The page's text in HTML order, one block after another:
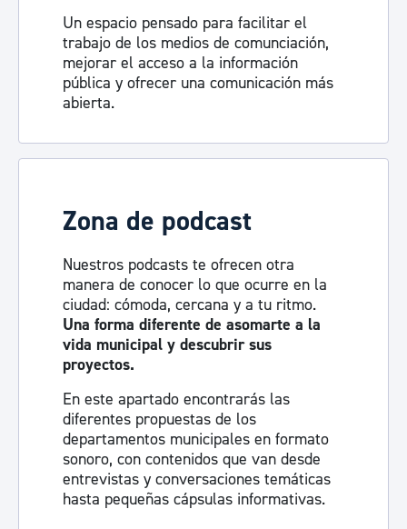
Un espacio pensado para facilitar el
trabajo de los medios de comunciación,
mejorar el acceso a la información
pública y ofrecer una comunicación más
abierta.
Visita la sala de prensa
Zona de podcast
Nuestros podcasts te ofrecen otra
manera de conocer lo que ocurre en la
ciudad: cómoda, cercana y a tu ritmo.
Una forma diferente de asomarte a la
vida municipal y descubrir sus
proyectos.
En este apartado encontrarás las
diferentes propuestas de los
departamentos municipales en formato
sonoro, con contenidos que van desde
entrevistas y conversaciones temáticas
hasta pequeñas cápsulas informativas.